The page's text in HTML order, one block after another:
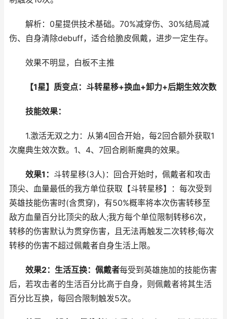
解析：0星提供技术基础。70%减穿伤、30%结局减
伤、自身清除debuff，适合给脆皮佩戴，进步一定生存。
效果不明显，白板不主推
【1星】质变点：斗转星移+换血+卸力+后期生效次数
技能效果：
1.激活无双之力：从第4回合开始，每2回合额外获取1
次魔典生效次数。1、4、7回合刷新魔典的效果。
效果1： 斗转星移(3人)：回合开始时，佩戴者和攻击
顶尖、血量最低的我方单位获取【斗转星移】：每次受到
英雄技能伤害时(含贯穿)，有50%概率将本次伤害转移至
敌方血量百分比顶尖的敌人;我方每个单位限制转移6次，
转移的伤害默认为贯穿伤害，且无法再触发二次转移;每次
转移的伤害不超过佩戴者自身生活上限。
效果2：生活互换：佩戴者每受到英雄施加的技能伤害
后，若攻击者的生活百分比高于自身，则佩戴者将其生活
百分比互换，每回合限制触发5次。